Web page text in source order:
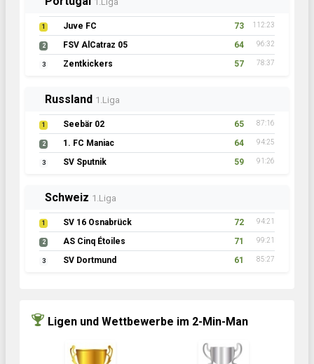
1 Juve FC 73 112:23
2 FSV AlCatraz 05 64 96:32
3 Zentkickers 57 78:37
Russland 1.Liga
1 Seebär 02 65 87:16
2 1. FC Maniac 64 94:25
3 SV Sputnik 59 91:26
Schweiz 1.Liga
1 SV 16 Osnabrück 72 94:21
2 AS Cinq Étoiles 71 99:21
3 SV Dortmund 61 85:27
Ligen und Wettbewerbe im 2-Min-Man